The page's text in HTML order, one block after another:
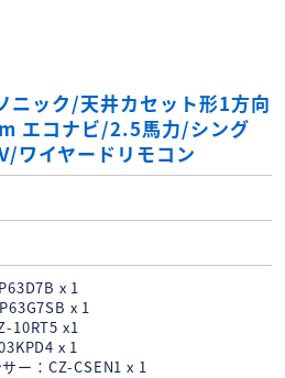
ニック/天井カセット形1方向
エコナビ/2.5馬力/シング
ワイヤードリモコン
x 1
x 1
10RT5 x1
x 1
ー：CZ-CSEN1 x 1